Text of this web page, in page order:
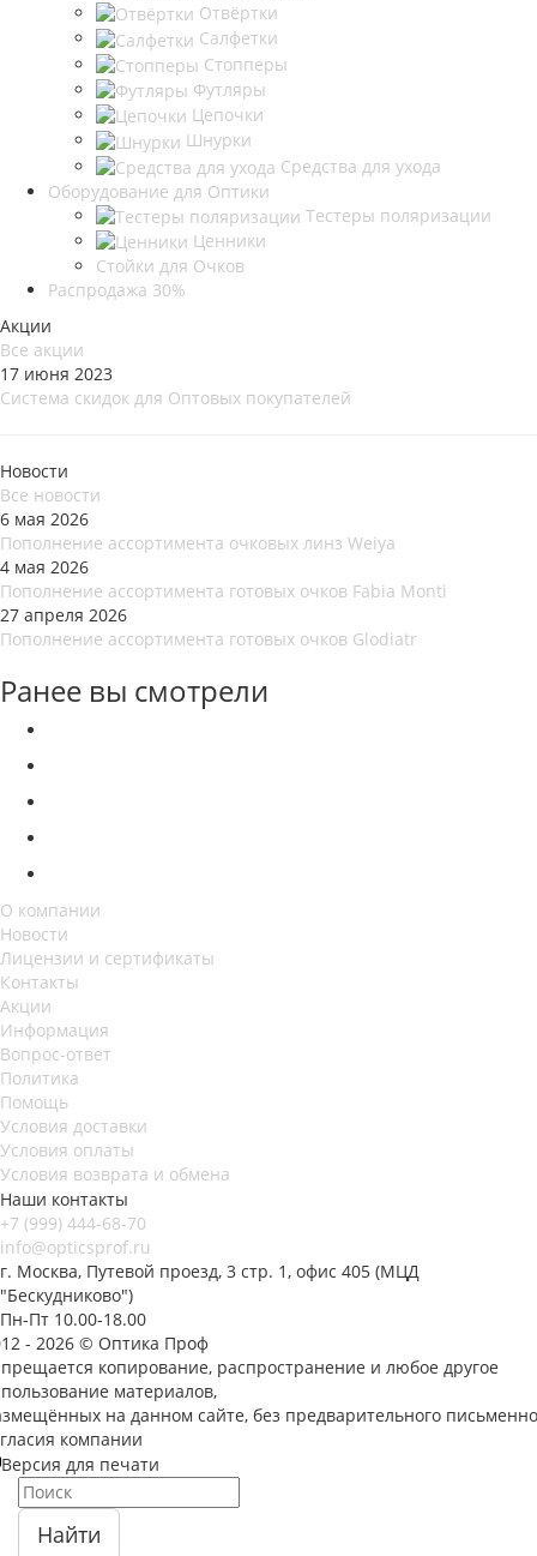
Отвёртки
Салфетки
Стопперы
Футляры
Цепочки
Шнурки
Средства для ухода
Оборудование для Оптики
Тестеры поляризации
Ценники
Стойки для Очков
Распродажа 30%
Акции
Все акции
17 июня 2023
Система скидок для Оптовых покупателей
Новости
Все новости
6 мая 2026
Пополнение ассортимента очковых линз Weiya
4 мая 2026
Пополнение ассортимента готовых очков Fabia Monti
27 апреля 2026
Пополнение ассортимента готовых очков Glodiatr
Ранее вы смотрели
О компании
Новости
Лицензии и сертификаты
Контакты
Акции
Информация
Вопрос-ответ
Политика
Помощь
Условия доставки
Условия оплаты
Условия возврата и обмена
Наши контакты
+7 (999) 444-68-70
info@opticsprof.ru
г. Москва, Путевой проезд, 3 стр. 1, офис 405 (МЦД
"Бескудниково")
Пн-Пт 10.00-18.00
- 2026 © Оптика Проф
копирование, распространение и любое другое
материалов,
на данном сайте, без предварительного
компании
Версия для печати
Найти